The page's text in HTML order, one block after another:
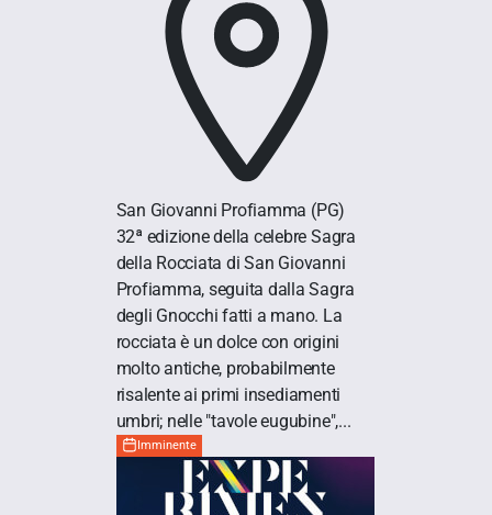
San Giovanni Profiamma (PG)
32ª edizione della celebre Sagra
della Rocciata di San Giovanni
Profiamma, seguita dalla Sagra
degli Gnocchi fatti a mano. La
rocciata è un dolce con origini
molto antiche, probabilmente
risalente ai primi insediamenti
umbri; nelle "tavole eugubine",...
Imminente